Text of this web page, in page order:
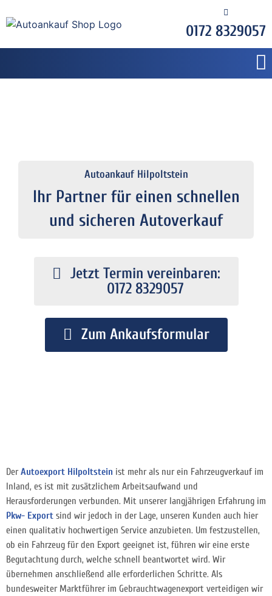
0172 8329057
Autoankauf Hilpoltstein
Ihr Partner für einen schnellen
und sicheren Autoverkauf
Jetzt Termin vereinbaren:
0172 8329057
Zum Ankaufsformular
DerAutoexport Hilpoltstein ist mehr als nur ein Fahrzeugverkauf im
Inland, es ist mit zusätzlichem Arbeitsaufwand und
Herausforderungen verbunden. Mit unserer langjährigen Erfahrung im
Pkw- Export sind wir jedoch in der Lage, unseren Kunden auch hier
einen qualitativ hochwertigen Service anzubieten. Um festzustellen,
ob ein Fahrzeug für den Export geeignet ist, führen wir eine erste
Begutachtung durch, welche schnell beantwortet wird. Wir
übernehmen anschließend alle erforderlichen Schritte. Als
bundesweiter Marktführer im Gebrauchtwagenexport verteidigen wir